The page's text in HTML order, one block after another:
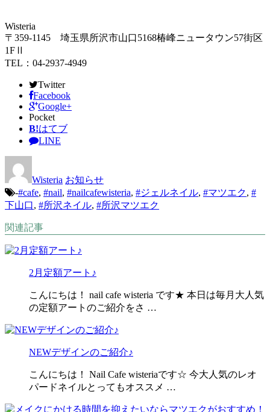
Wisteria
〒359-1145 埼玉県所沢市山口5168椿峰ニュータウン57街区
1FⅡ
TEL：04-2937-4949
Twitter
Facebook
Google+
Pocket
B!はてブ
LINE
Wisteria お知らせ
-#cafe, #nail, #nailcafewisteria, #ジェルネイル, #マツエク, #
下山口, #所沢ネイル, #所沢マツエク
関連記事
2月定額アート♪
こんにちは！ nail cafe wisteria です★ 本日は毎月大人気
の定額アートのご紹介をさ …
NEWデザインのご紹介♪
こんにちは！ Nail Cafe wisteriaです☆ 今大人気のレオ
パードネイルとってもオススメ …